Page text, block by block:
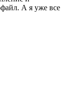
А я уже все